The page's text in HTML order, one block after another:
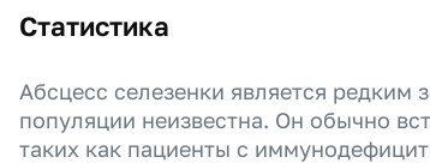
Статистика
Абсцесс селезенки является редким
популяции неизвестна. Он обычно
таких как пациенты с